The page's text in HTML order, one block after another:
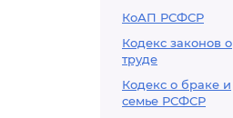
КоАП РСФСР
Кодекс законов о
труде
Кодекс о браке и
семье РСФСР